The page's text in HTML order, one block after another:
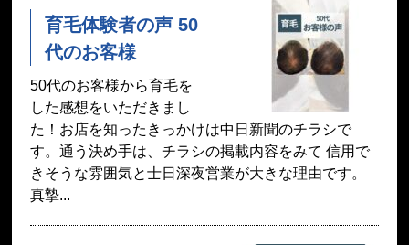
育毛体験者の声 50
代のお客様
50代のお客様から育毛を
した感想をいただきまし
た！お店を知ったきっかけは中日新聞のチラシで
す。通う決め手は、チラシの掲載内容をみて 信用で
きそうな雰囲気と士日深夜営業が大きな理由です。
真摯...